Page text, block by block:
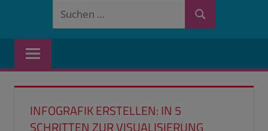
Suchen
Suchen
INFOGRAFIK ERSTELLEN: IN 5